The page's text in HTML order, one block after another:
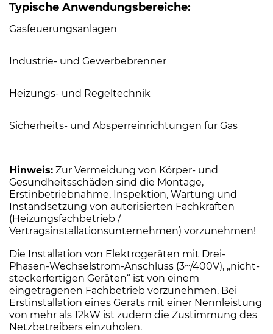
Typische Anwendungsbereiche:
Gasfeuerungsanlagen
Industrie- und Gewerbebrenner
Heizungs- und Regeltechnik
Sicherheits- und Absperreinrichtungen für Gas
Hinweis: Zur Vermeidung von Körper- und
Gesundheitsschäden sind die Montage,
Erstinbetriebnahme, Inspektion, Wartung und
Instandsetzung von autorisierten Fachkräften
(Heizungsfachbetrieb /
Vertragsinstallationsunternehmen) vorzunehmen!
Die Installation von Elektrogeräten mit Drei-
Phasen-Wechselstrom-Anschluss (3~/400V), „nicht-
steckerfertigen Geräten“ ist von einem
eingetragenen Fachbetrieb vorzunehmen. Bei
Erstinstallation eines Geräts mit einer Nennleistung
von mehr als 12kW ist zudem die Zustimmung des
Netzbetreibers einzuholen.